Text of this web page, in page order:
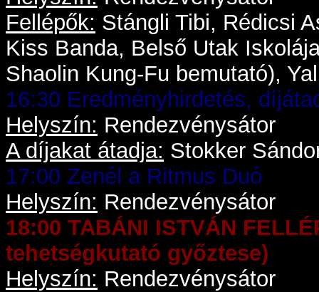
Fellépők: Stángli Tibi, Rédicsi
Kiss Banda, Belső Utak
Shaolin Kung-Fu bemutató),
16:30 Eredményhirdetés,
Helyszín: Rendezvénysátor
A díjakat átadja: Stokker
17:00 Zenél a Ritmus Duó
Helyszín: Rendezvénysátor
18:00 TABÁNI ISTVÁN
tehetségkutató győztese)
Helyszín: Rendezvénysátor